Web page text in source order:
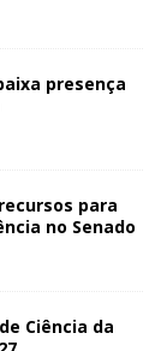
presença
para
no Senado
Ciência da